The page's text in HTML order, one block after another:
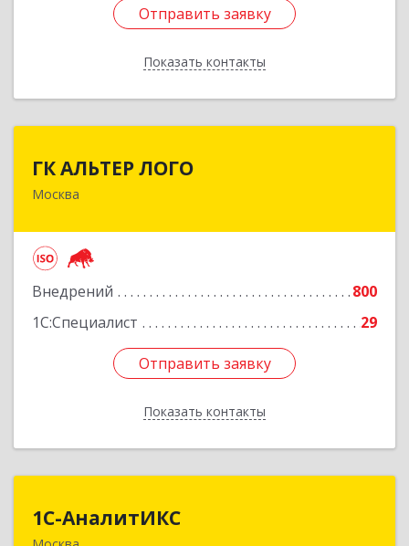
Отправить заявку
Показать контакты
Отправить заявку
Назад
ГК АЛЬТЕР ЛОГО
Москва
Внедрений
800
1С:Специалист
29
Отправить заявку
Показать контакты
111622, Москва г, Большая Косинская ул, дом №
Отправить заявку
Назад
1С-АналитИКС